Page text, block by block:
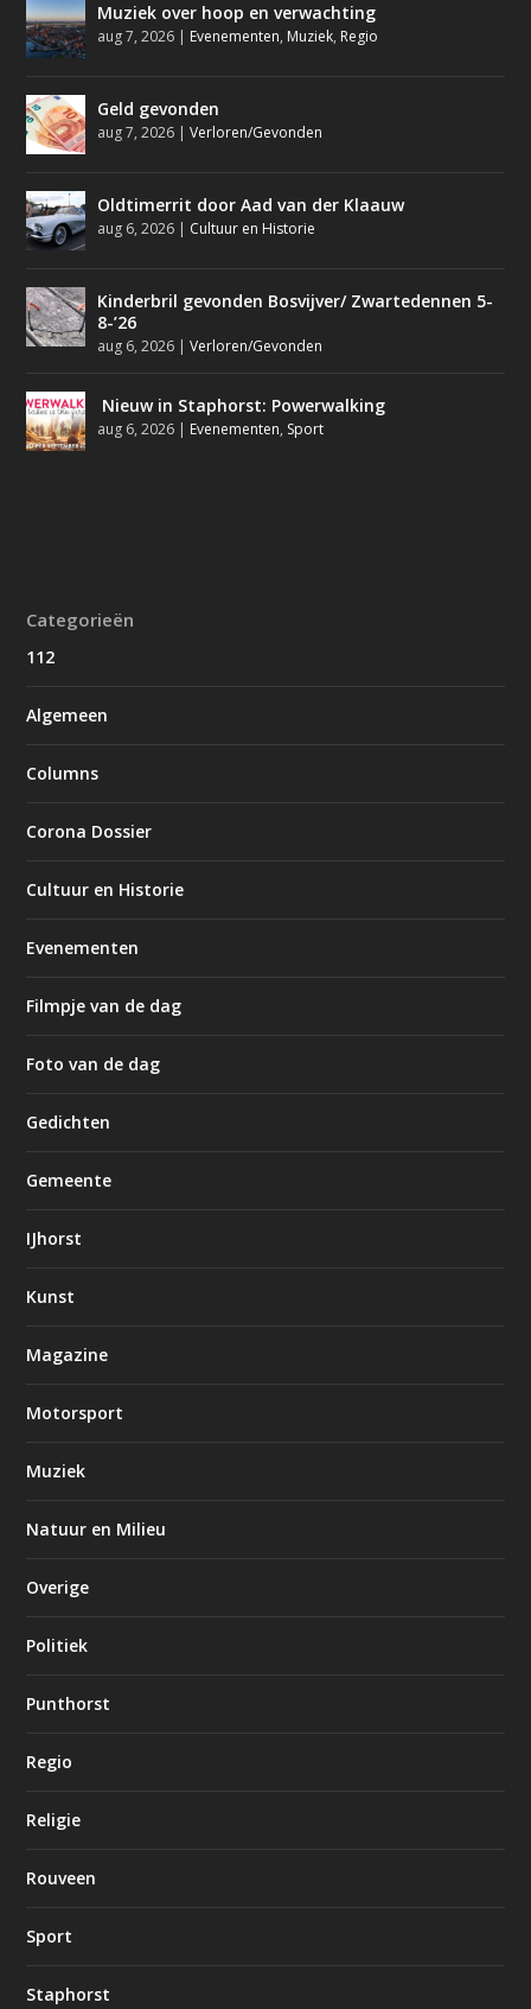
Muziek over hoop en verwachting
aug 7, 2026 | Evenementen, Muziek, Regio
Geld gevonden
aug 7, 2026 |Verloren/Gevonden
Oldtimerrit door Aad van der Klaauw
aug 6, 2026 | Cultuur en Historie
Kinderbril gevonden Bosvijver/ Zwartedennen 5-
8-’26
aug 6, 2026 |Verloren/Gevonden
Nieuw in Staphorst: Powerwalking
aug 6, 2026 | Evenementen, Sport
Categorieën
112
Algemeen
Columns
Corona Dossier
Cultuur en Historie
Evenementen
Filmpje van de dag
Foto van de dag
Gedichten
Gemeente
IJhorst
Kunst
Magazine
Motorsport
Muziek
Natuur en Milieu
Overige
Politiek
Punthorst
Regio
Religie
Rouveen
Sport
Staphorst